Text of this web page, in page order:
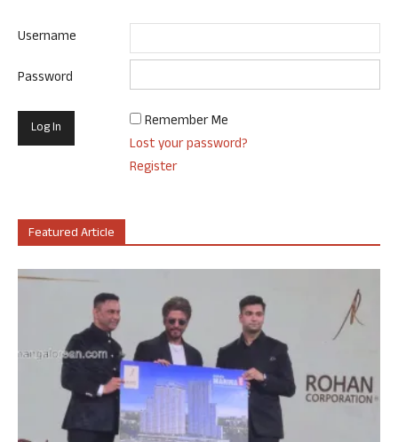
Username
Password
Remember Me
Lost your password?
Register
Featured Article